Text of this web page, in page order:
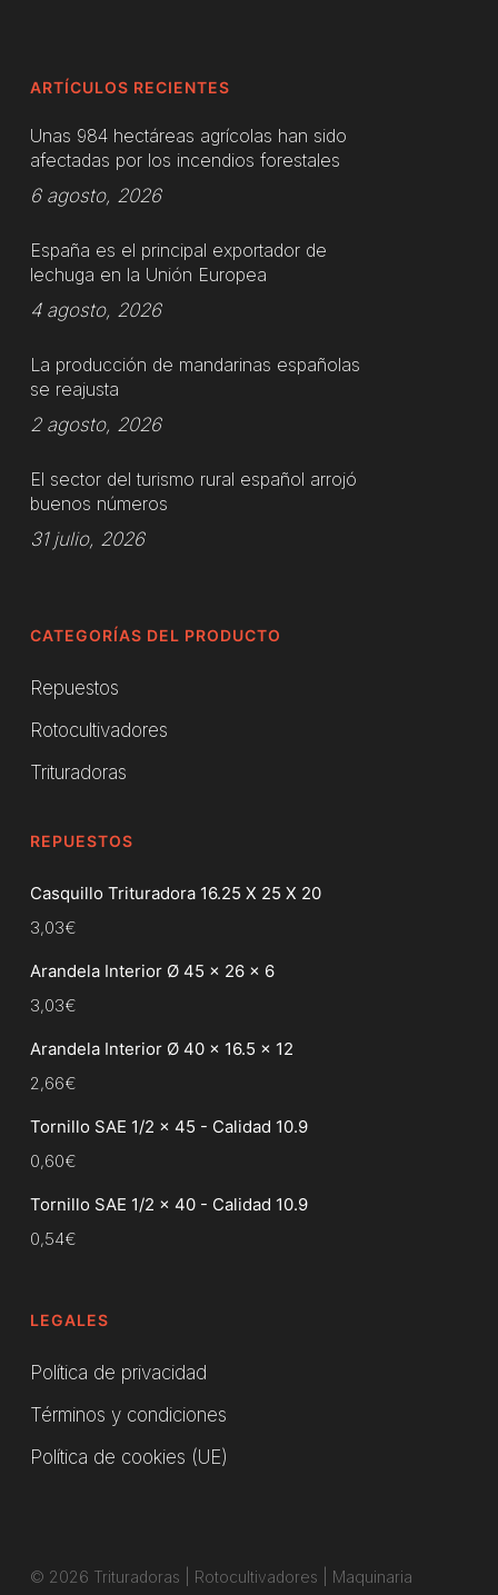
ARTÍCULOS RECIENTES
Unas 984 hectáreas agrícolas han sido
afectadas por los incendios forestales
6 agosto, 2026
España es el principal exportador de
lechuga en la Unión Europea
4 agosto, 2026
La producción de mandarinas españolas
se reajusta
2 agosto, 2026
El sector del turismo rural español arrojó
buenos números
31 julio, 2026
CATEGORÍAS DEL PRODUCTO
Repuestos
Rotocultivadores
Trituradoras
REPUESTOS
Casquillo Trituradora 16.25 X 25 X 20
3,03€
Arandela Interior Ø 45 x 26 x 6
3,03€
Arandela Interior Ø 40 x 16.5 x 12
2,66€
Tornillo SAE 1/2 x 45 - Calidad 10.9
0,60€
Tornillo SAE 1/2 x 40 - Calidad 10.9
0,54€
LEGALES
Política de privacidad
Términos y condiciones
Política de cookies (UE)
© 2026 Trituradoras | Rotocultivadores | Maquinaria